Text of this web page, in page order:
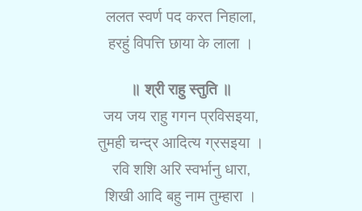
ललत स्वर्ण पद करत निहाला,
हरहुं विपत्ति छाया के लाला ।
॥ श्री राहु स्तुति ॥
जय जय राहु गगन प्रविसइया,
तुमही चन्द्र आदित्य ग्रसइया ।
रवि शशि अरि स्वर्भानु धारा,
शिखी आदि बहु नाम तुम्हारा ।